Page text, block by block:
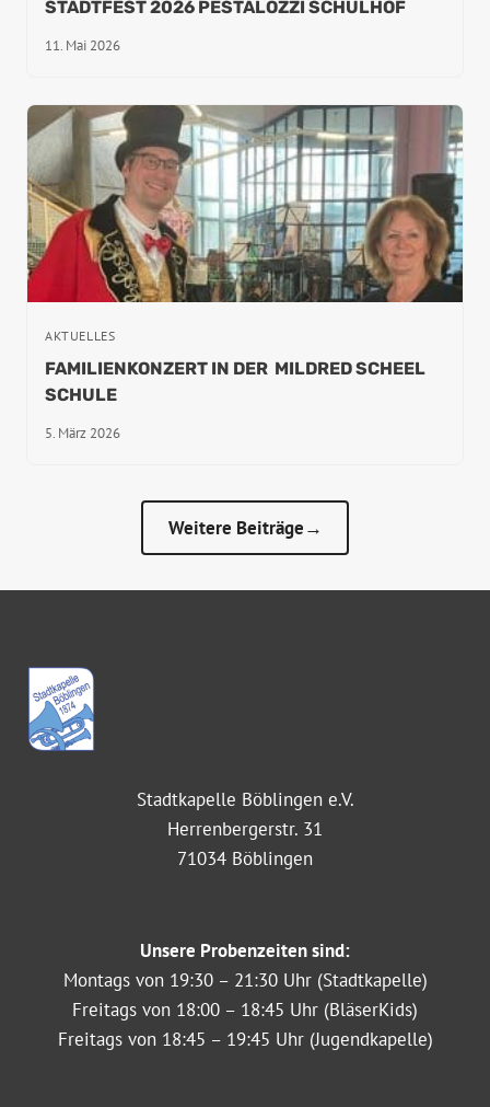
STADTFEST 2026 PESTALOZZI SCHULHOF
11. Mai 2026
AKTUELLES
FAMILIENKONZERT IN DER MILDRED SCHEEL
SCHULE
5. März 2026
Weitere Beiträge→
Stadtkapelle Böblingen e.V.
Herrenbergerstr. 31
71034 Böblingen
Unsere Probenzeiten sind:
Montags von 19:30 – 21:30 Uhr (Stadtkapelle)
Freitags von 18:00 – 18:45 Uhr (BläserKids)
Freitags von 18:45 – 19:45 Uhr (Jugendkapelle)